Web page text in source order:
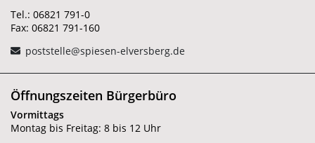
Tel.: 06821 791-0
Fax: 06821 791-160
poststelle@spiesen-elversberg.de
Öffnungszeiten Bürgerbüro
Vormittags
Montag bis Freitag: 8 bis 12 Uhr